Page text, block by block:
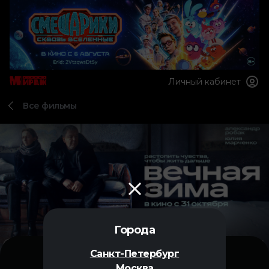
Города
Санкт-Петербург
Личный кабинет
Все фильмы